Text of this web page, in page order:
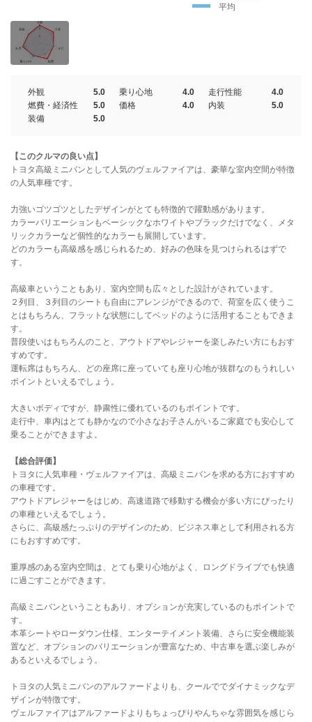
平均
外観 5.0 乗り心地 4.0 走行性能
4.0
燃費・経済性
5.0 価格 4.0 内装
5.0
装備
5.0
【このクルマの良い点】
トヨタ高級ミニバンとして人気のヴェルファイアは、豪華な室内空間が特徴
の人気車種です。
力強いゴツゴツとしたデザインがとても特徴的で躍動感があります。
カラーバリエーションもベーシックなホワイトやブラックだけでなく、メタ
リックカラーなど個性的なカラーも展開しています。
どのカラーも高級感を感じられるため、好みの色味を見つけられるはずで
す。
高級車ということもあり、室内空間も広々とした設計がされています。
２列目、３列目のシートも自由にアレンジができるので、荷室を広く使うこ
とはもちろん、フラットな状態にしてベッドのように活用することもできま
す。
普段使いはもちろんのこと、アウトドアやレジャーを楽しみたい方にもおす
すめです。
運転席はもちろん、どの座席に座っていても座り心地が抜群なのもうれしい
ポイントといえるでしょう。
大きいボディですが、静粛性に優れているのもポイントです。
走行中、車内はとても静かなので小さなお子さんがいるご家庭でも安心して
乗ることができますよ。
【総合評価】
トヨタに人気車種・ヴェルファイアは、高級ミニバンを求める方におすすめ
の車種です。
アウトドアレジャーをはじめ、高速道路で移動する機会が多い方にぴったり
の車種といえるでしょう。
さらに、高級感たっぷりのデザインのため、ビジネス車として利用される方
にもおすすめです。
重厚感のある室内空間は、とても乗り心地がよく、ロングドライブでも快適
に過ごすことができます。
高級ミニバンということもあり、オプションが充実しているのもポイントで
す。
本革シートやローダウン仕様、エンターテイメント装備、さらに安全機能装
置など、オプションのバリエーションが豊富なため、中古車を選ぶ楽しみが
あるといえるでしょう。
トヨタの人気ミニバンのアルファードよりも、クールででダイナミックなデ
ザインが特徴です。
ヴェルファイアはアルファードよりもちょっぴりやんちゃな雰囲気を感じら